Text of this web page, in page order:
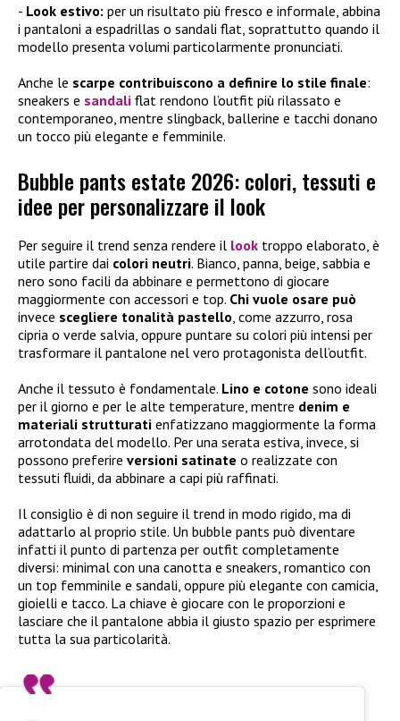
Look estivo: per un risultato più fresco e informale, abbina
i pantaloni a espadrillas o sandali flat, soprattutto quando il
modello presenta volumi particolarmente pronunciati.
Anche le scarpe contribuiscono a definire lo stile finale:
sneakers e sandali flat rendono l’outfit più rilassato e
contemporaneo, mentre slingback, ballerine e tacchi donano
un tocco più elegante e femminile.
Bubble pants estate 2026: colori, tessuti e
idee per personalizzare il look
Per seguire il trend senza rendere il look troppo elaborato, è
utile partire dai colori neutri. Bianco, panna, beige, sabbia e
nero sono facili da abbinare e permettono di giocare
maggiormente con accessori e top. Chi vuole osare può
invece scegliere tonalità pastello, come azzurro, rosa
cipria o verde salvia, oppure puntare su colori più intensi per
trasformare il pantalone nel vero protagonista dell’outfit.
Anche il tessuto è fondamentale. Lino e cotone sono ideali
per il giorno e per le alte temperature, mentre denim e
materiali strutturati enfatizzano maggiormente la forma
arrotondata del modello. Per una serata estiva, invece, si
possono preferire versioni satinate o realizzate con
tessuti fluidi, da abbinare a capi più raffinati.
Il consiglio è di non seguire il trend in modo rigido, ma di
adattarlo al proprio stile. Un bubble pants può diventare
infatti il punto di partenza per outfit completamente
diversi: minimal con una canotta e sneakers, romantico con
un top femminile e sandali, oppure più elegante con camicia,
gioielli e tacco. La chiave è giocare con le proporzioni e
lasciare che il pantalone abbia il giusto spazio per esprimere
tutta la sua particolarità.